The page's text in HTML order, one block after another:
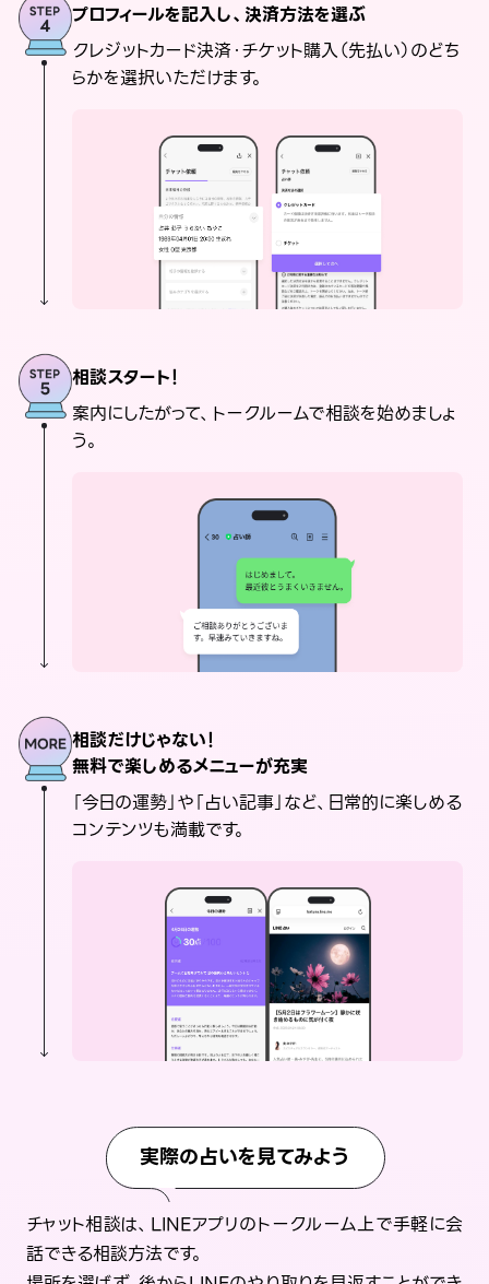
プロフィールを記入し、決済方法を選ぶ
クレジットカード決済・チケット購入（先払い）のどち
らかを選択いただけます。
相談スタート！
案内にしたがって、トークルームで相談を始めましょ
う。
相談だけじゃない！
無料で楽しめるメニューが充実
「今日の運勢」や「占い記事」など、日常的に楽しめる
コンテンツも満載です。
実際の占いを見てみよう
チャット相談は、LINEアプリのトークルーム上で手軽に会
話できる相談方法です。